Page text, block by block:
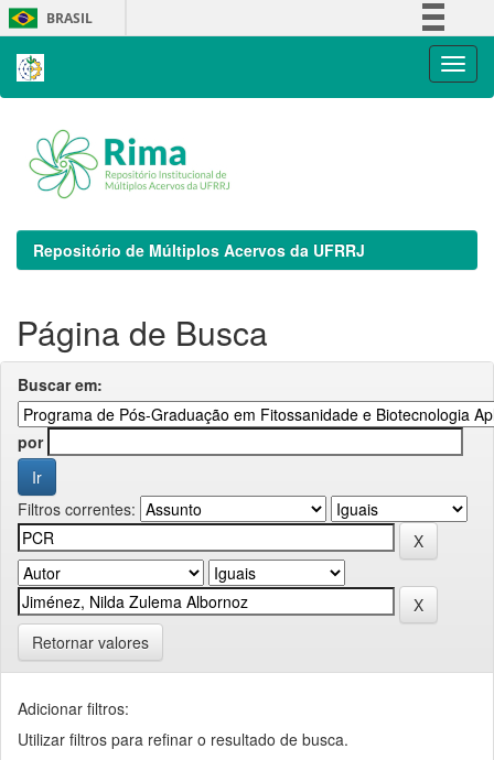
Skip
navigation
BRASIL
Repositório de Múltiplos Acervos da UFRRJ
Página de Busca
Buscar em:
por
Filtros correntes:
Retornar valores
Adicionar filtros:
Utilizar filtros para refinar o resultado de busca.